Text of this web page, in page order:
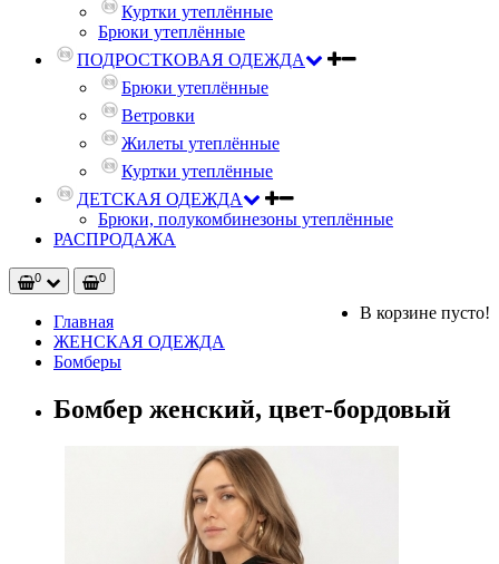
Куртки утеплённые
Брюки утеплённые
ПОДРОСТКОВАЯ ОДЕЖДА
Брюки утеплённые
Ветровки
Жилеты утеплённые
Куртки утеплённые
ДЕТСКАЯ ОДЕЖДА
Брюки, полукомбинезоны утеплённые
РАСПРОДАЖА
0 0
В корзине пусто!
Главная
ЖЕНСКАЯ ОДЕЖДА
Бомберы
Бомбер женский, цвет-бордовый